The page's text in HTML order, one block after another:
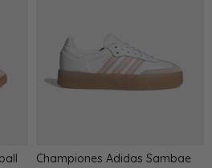
Championes Adidas Sambae